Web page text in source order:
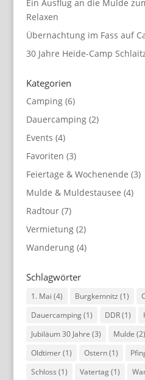
Ein Ausflug an die Mulde
Relaxen
Übernachtung im Fass auf
30 Jahre Heide-Camp
Kategorien
Camping(6)
Dauercamping(2)
Events (4)
Favoriten (3)
Feiertage & Wochenende (3)
Mulde & Muldestausee (4)
Radtour(7)
Vermietung(2)
Wanderung(4)
Schlagwörter
1. Mai (4) Burgkemnitz (1)
Dauercamping(1) DDR(1)
Jubiläum 30 Jahre (3) Mulde (2)
Oldtimer(1) Ostern(1)
Schloss (1) Vatertag(1)